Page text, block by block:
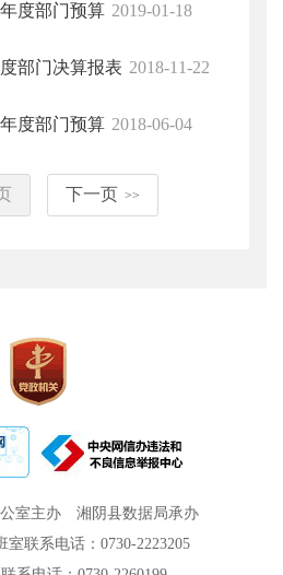
度部门预算 2019-01-18
部门决算报表 2018-11-22
度部门预算 2018-06-04
下一页 >>
室主办
湘阴县数据局承办
室联系电话：0730-2223205